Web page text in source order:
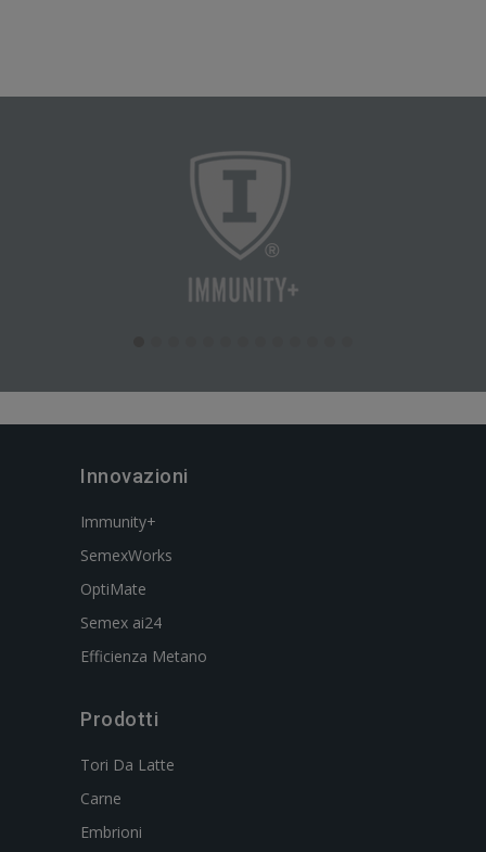
Innovazioni
Immunity+
SemexWorks
OptiMate
Semex ai24
Efficienza Metano
Prodotti
Tori Da Latte
Carne
Embrioni